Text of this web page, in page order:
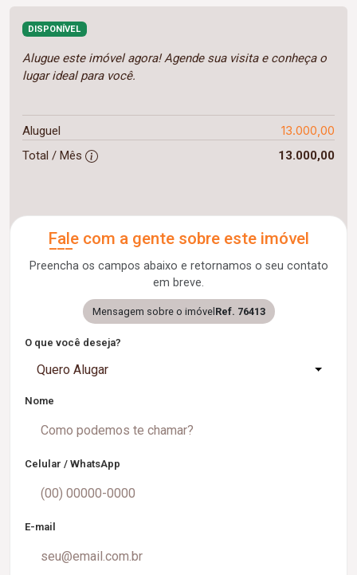
DISPONÍVEL
Alugue este imóvel agora! Agende sua visita e conheça o
lugar ideal para você.
Aluguel 13.000,00
Total / Mês 13.000,00
Fale com a gente sobre este imóvel
Preencha os campos abaixo e retornamos o seu contato
em breve.
Mensagem sobre o imóvel Ref. 76413
O que você deseja?
Quero Alugar
Nome
Celular / WhatsApp
E-mail